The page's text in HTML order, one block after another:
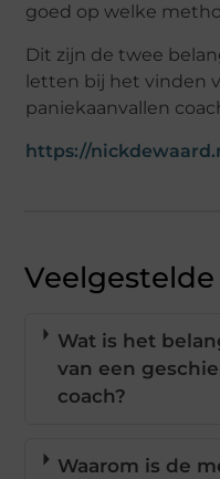
goed op welke
Dit zijn de twee
letten bij het vinden
paniekaanvallen
https://
Wat is het
van een
coach?
Waarom is de